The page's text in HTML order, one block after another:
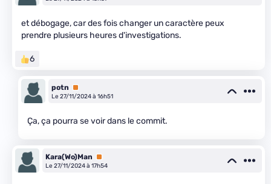
et débogage, car des fois changer un caractère peux
prendre plusieurs heures d'investigations.
6
potn
Premium
Le 27/11/2024 à 16h51
Ça, ça pourra se voir dans le commit.
Kara(Wo)Man
Premium
Le 27/11/2024 à 17h54